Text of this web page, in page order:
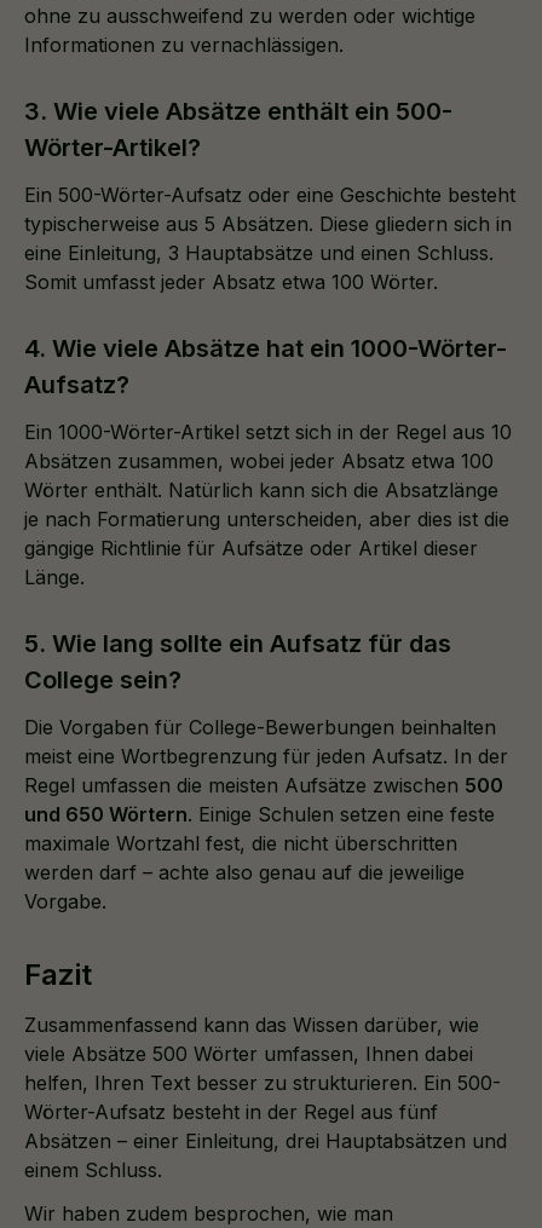
ohne zu ausschweifend zu werden oder wichtige
Informationen zu vernachlässigen.
3. Wie viele Absätze enthält ein 500-
Wörter-Artikel?
Ein 500-Wörter-Aufsatz oder eine Geschichte besteht
typischerweise aus 5 Absätzen. Diese gliedern sich in
eine Einleitung, 3 Hauptabsätze und einen Schluss.
Somit umfasst jeder Absatz etwa 100 Wörter.
4. Wie viele Absätze hat ein 1000-Wörter-
Aufsatz?
Ein 1000-Wörter-Artikel setzt sich in der Regel aus 10
Absätzen zusammen, wobei jeder Absatz etwa 100
Wörter enthält. Natürlich kann sich die Absatzlänge
je nach Formatierung unterscheiden, aber dies ist die
gängige Richtlinie für Aufsätze oder Artikel dieser
Länge.
5. Wie lang sollte ein Aufsatz für das
College sein?
Die Vorgaben für College-Bewerbungen beinhalten
meist eine Wortbegrenzung für jeden Aufsatz. In der
Regel umfassen die meisten Aufsätze zwischen 500
und 650 Wörtern. Einige Schulen setzen eine feste
maximale Wortzahl fest, die nicht überschritten
werden darf – achte also genau auf die jeweilige
Vorgabe.
Fazit
Zusammenfassend kann das Wissen darüber, wie
viele Absätze 500 Wörter umfassen, Ihnen dabei
helfen, Ihren Text besser zu strukturieren. Ein 500-
Wörter-Aufsatz besteht in der Regel aus fünf
Absätzen – einer Einleitung, drei Hauptabsätzen und
einem Schluss.
Wir haben zudem besprochen, wie man